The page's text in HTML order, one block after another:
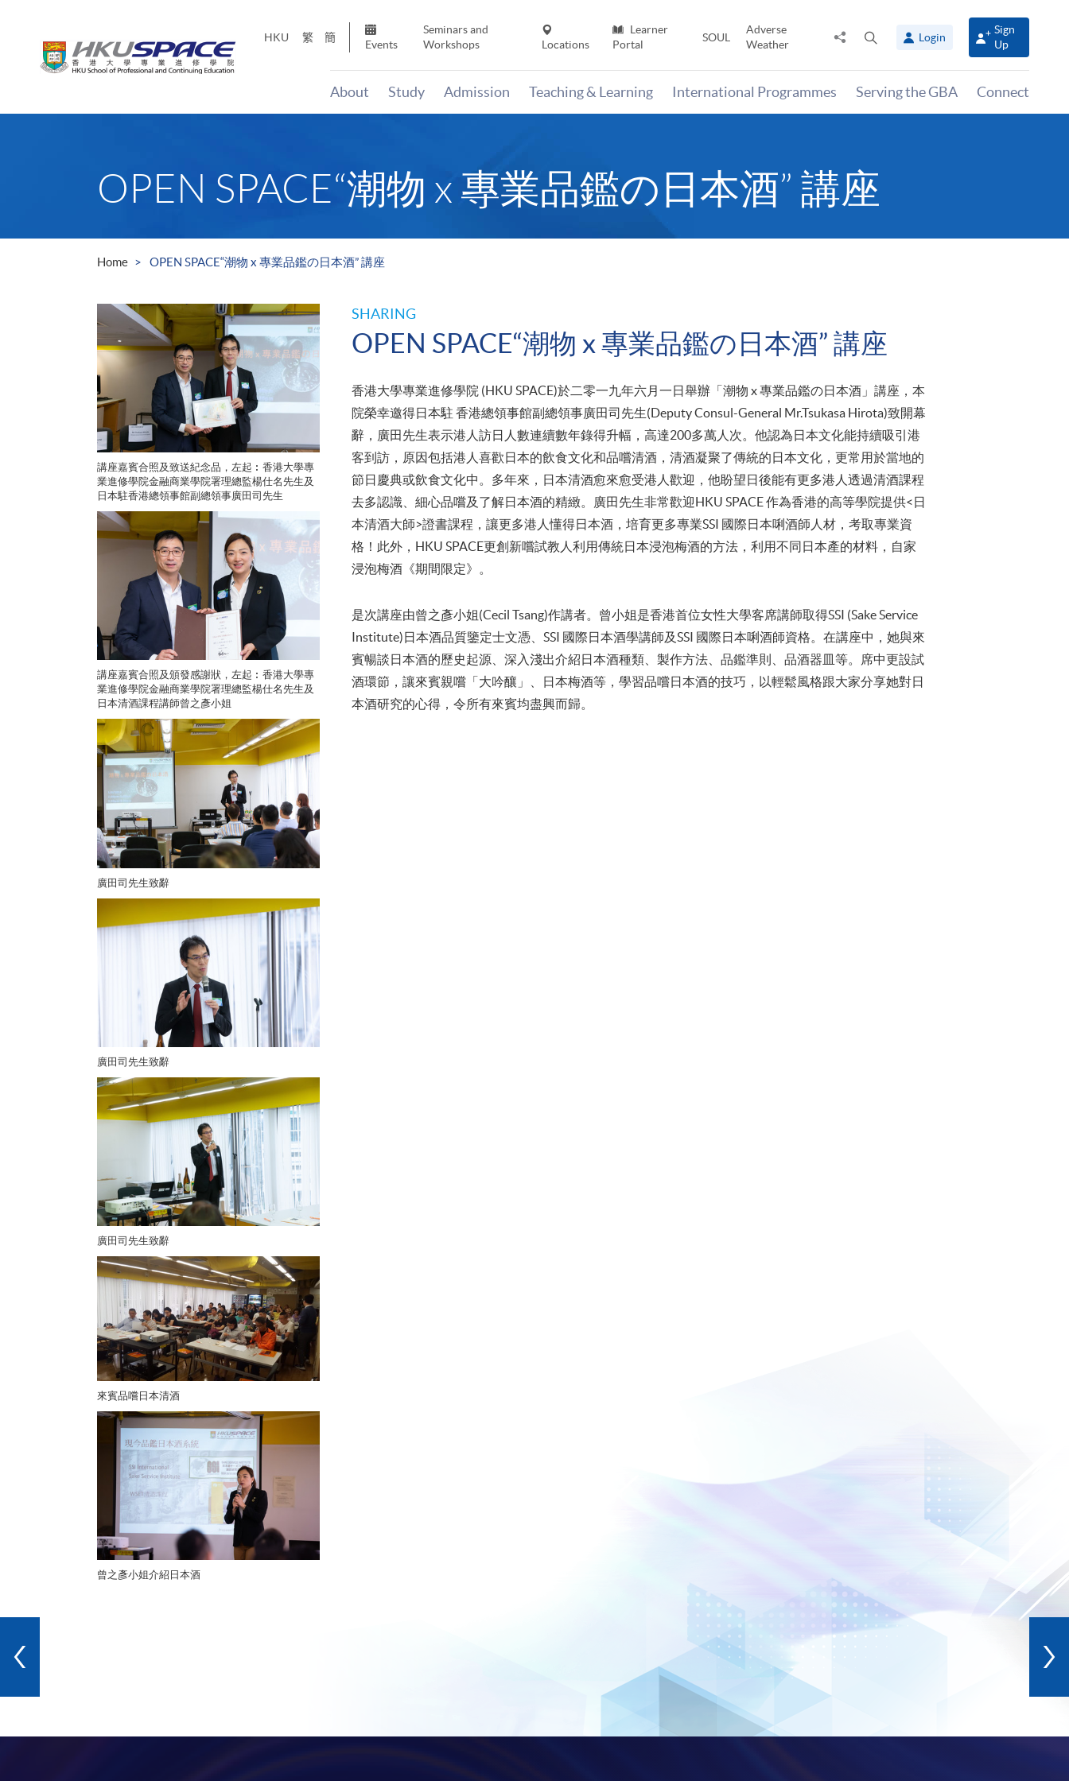
HKU 繁 簡
Events
Seminars and
Workshops
Locations
Learner
Portal
SOUL
Adverse
Weather
Share
panel
Login
Sign
Up
About Study Admission Teaching & Learning International Programmes Serving the GBA Connect
OPEN SPACE“潮物 x 專業品鑑の日本酒” 講座
Home OPEN SPACE“潮物 x 專業品鑑の日本酒” 講座
SHARING
OPEN SPACE“潮物 x 專業品鑑の日本酒” 講座
香港大學專業進修學院 (HKU SPACE)於二零一九年六月一日舉辦「潮物 x 專業品鑑の日本酒」講座，本
院榮幸邀得日本駐 香港總領事館副總領事廣田司先生(Deputy Consul-General Mr.Tsukasa Hirota)致開幕
辭，廣田先生表示港人訪日人數連續數年錄得升幅，高達200多萬人次。他認為日本文化能持續吸引港
客到訪，原因包括港人喜歡日本的飲食文化和品嚐清酒，清酒凝聚了傳統的日本文化，更常用於當地的
節日慶典或飲食文化中。多年來，日本清酒愈來愈受港人歡迎，他盼望日後能有更多港人透過清酒課程
去多認識、細心品嚐及了解日本酒的精緻。廣田先生非常歡迎HKU SPACE 作為香港的高等學院提供<日
本清酒大師>證書課程，讓更多港人懂得日本酒，培育更多專業SSI 國際日本唎酒師人材，考取專業資
格！此外，HKU SPACE更創新嚐試教人利用傳統日本浸泡梅酒的方法，利用不同日本產的材料，自家
浸泡梅酒《期間限定》。
是次講座由曾之彥小姐(Cecil Tsang)作講者。曾小姐是香港首位女性大學客席講師取得SSI (Sake Service
Institute)日本酒品質鑒定士文憑、SSI 國際日本酒學講師及SSI 國際日本唎酒師資格。在講座中，她與來
賓暢談日本酒的歷史起源、深入淺出介紹日本酒種類、製作方法、品鑑準則、品酒器皿等。席中更設試
酒環節，讓來賓親嚐「大吟釀」、日本梅酒等，學習品嚐日本酒的技巧，以輕鬆風格跟大家分享她對日
本酒研究的心得，令所有來賓均盡興而歸。
講座嘉賓合照及致送紀念品，左起︰香港大學專
業進修學院金融商業學院署理總監楊仕名先生及
日本駐香港總領事館副總領事廣田司先生
講座嘉賓合照及頒發感謝狀，左起︰香港大學專
業進修學院金融商業學院署理總監楊仕名先生及
日本清酒課程講師曾之彥小姐
廣田司先生致辭
廣田司先生致辭
廣田司先生致辭
來賓品嚐日本清酒
曾之彥小姐介紹日本酒